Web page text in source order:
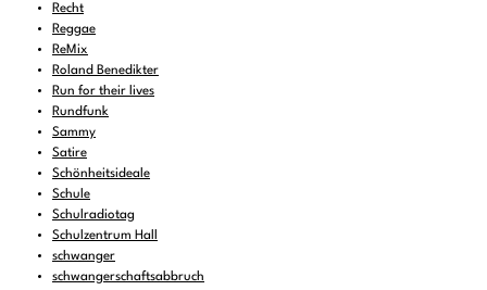
Recht
Reggae
ReMix
Roland Benedikter
Run for their lives
Rundfunk
Sammy
Satire
Schönheitsideale
Schule
Schulradiotag
Schulzentrum Hall
schwanger
schwangerschaftsabbruch